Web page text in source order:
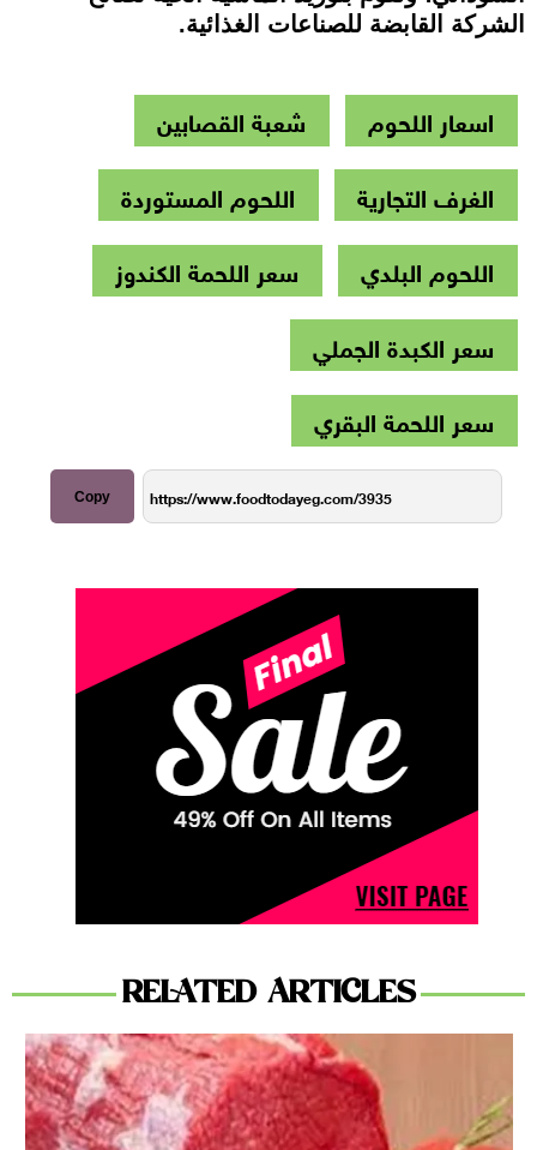
الشركة القابضة للصناعات الغذائية.
اسعار اللحوم
شعبة القصابين
الغرف التجارية
اللحوم المستوردة
اللحوم البلدي
سعر اللحمة الكندوز
سعر الكبدة الجملي
سعر اللحمة البقري
Copy
RELATED ARTICLES